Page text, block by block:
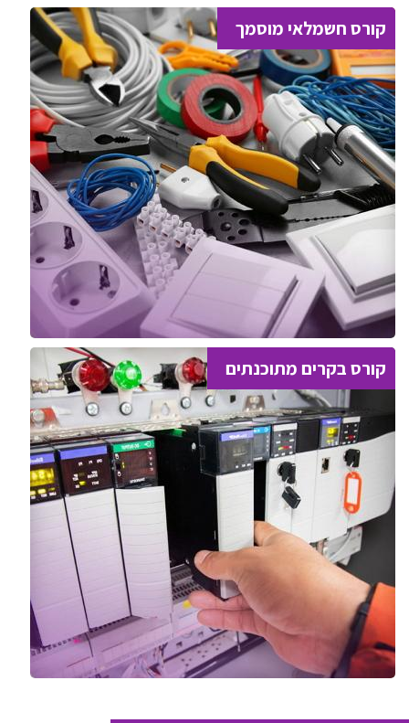
קורס חשמלאי מוסמך
קורס בקרים מתוכנתים